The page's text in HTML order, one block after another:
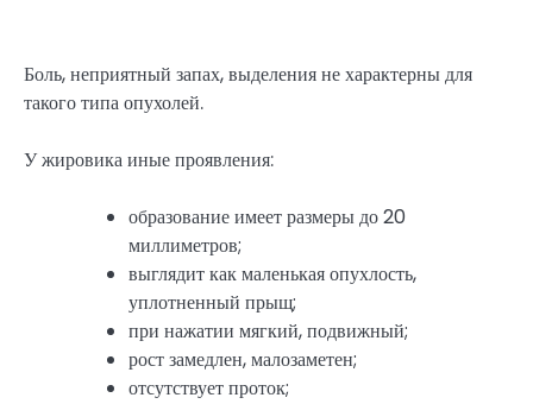
Боль, неприятный запах, выделения не характерны для
такого типа опухолей.
У жировика иные проявления:
образование имеет размеры до 20
миллиметров;
выглядит как маленькая опухлость,
уплотненный прыщ;
при нажатии мягкий, подвижный;
рост замедлен, малозаметен;
отсутствует проток;